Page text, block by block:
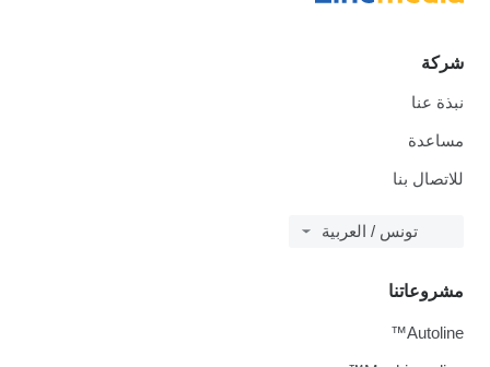
شركة
نبذة عنا
مساعدة
للاتصال بنا
تونس / العربية
مشروعاتنا
Autoline™